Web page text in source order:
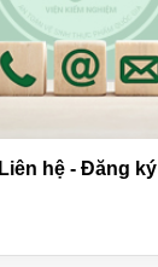
Liên hệ - Đăng ký